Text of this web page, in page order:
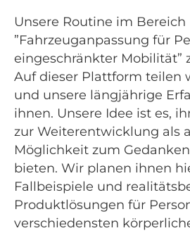
Unsere Routine im Bereich
”Fahrzeuganpassung für
eingeschränkter Mobilität”
Auf dieser Plattform teilen
und unsere längjährige
ihnen. Unsere Idee ist es,
zur Weiterentwicklung als
Möglichkeit zum
bieten. Wir planen ihnen
Fallbeispiele und
Produktlösungen für
verschiedensten